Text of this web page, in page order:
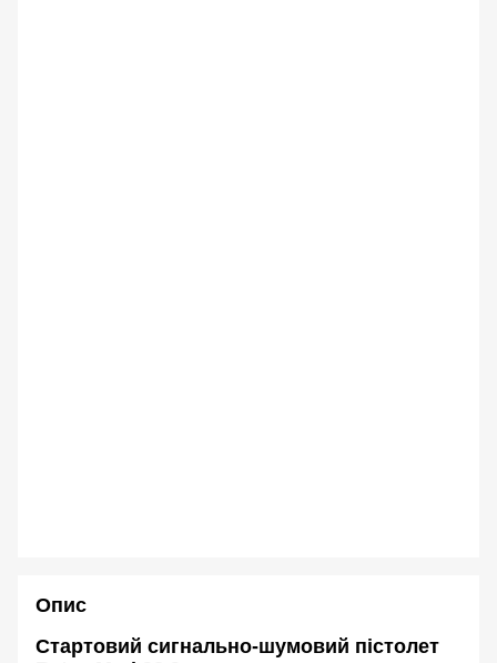
Опис
Стартовий сигнально-шумовий пістолет